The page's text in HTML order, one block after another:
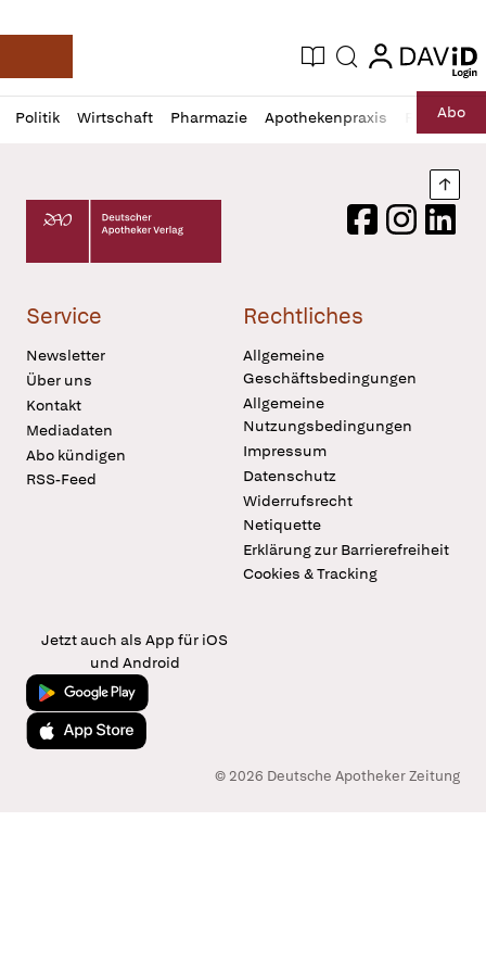
Deutsche Apotheker Zeitung
Aktuelle Ausgabe
Suche login
login
Politik Wirtschaft Pharmazie Apothekenpraxis RechtAbo
Profil
öffnen
Daz
Pur
Deutscher Apotheker Verlag Logo
FacebookInstagram
Service
Newsletter
Über uns
Kontakt
Mediadaten
Abo kündigen
RSS-Feed
Rechtliches
Allgemeine
Geschäftsbedingungen
Allgemeine
Nutzungsbedingungen
Impressum
Datenschutz
Widerrufsrecht
Netiquette
Erklärung zur Barrierefreiheit
Cookies & Tracking
Jetzt auch als App für iOS
und Android
Jetzt bei Google Play
Laden im App Store
© 2026 Deutsche Apotheker Zeitung